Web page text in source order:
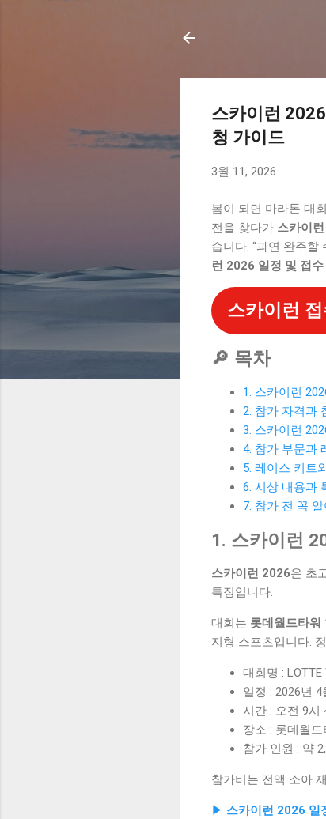
스카이런
청 가이드
3월 11, 2026
봄이 되면 마라톤 대
전을 찾다가 스카이런
습니다. “과연 완주
런 2026 일정 및 접수
스카이런 접
🔎 목차
1. 스카이런
2. 참가 자격과
3. 스카이런
4. 참가 부문과
5. 레이스 키트
6. 시상 내용과
7. 참가 전 꼭
1. 스카이런
스카이런 2026은 초
특징입니다.
대회는 롯데월드타워
지형 스포츠입니다.
대회명 : LOTTE
일정 : 2026년
시간 : 오전 9시
장소 : 롯데월
참가 인원 : 약
참가비는 전액 소아
▶ 스카이런 2026 일